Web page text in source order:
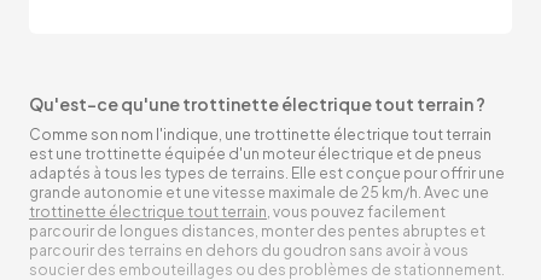
Qu'est-ce qu'une trottinette électrique tout terrain ?
Comme son nom l'indique, une trottinette électrique tout terrain
est une trottinette équipée d'un moteur électrique et de pneus
adaptés à tous les types de terrains. Elle est conçue pour offrir une
grande autonomie et une vitesse maximale de 25 km/h. Avec une
trottinette électrique tout terrain, vous pouvez facilement
parcourir de longues distances, monter des pentes abruptes et
parcourir des terrains en dehors du goudron sans avoir à vous
soucier des embouteillages ou des problèmes de stationnement.